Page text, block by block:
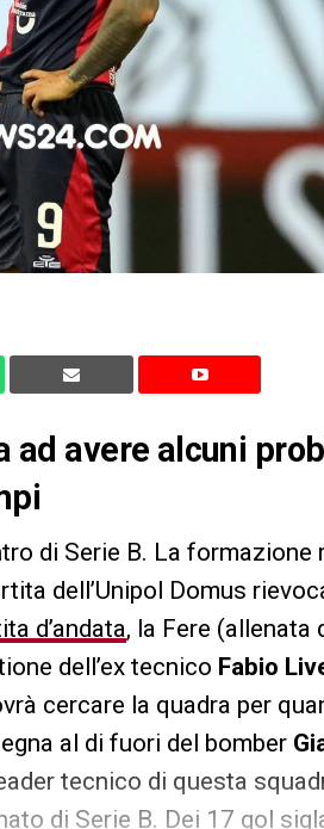
ad avere alcuni
di Serie B. La formazione
dell’Unipol Domus
d’andata, la Fere (allenata
dell’ex tecnico Fabio
cercare la quadra per
al di fuori del bomber
tecnico di questa
di Serie B. Dei 17 gol